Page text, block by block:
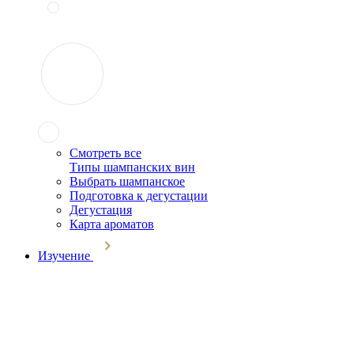
Смотреть все
Типы шампанских вин
Выбрать шампанское
Подготовка к дегустации
Дегустация
Карта ароматов
Изучение